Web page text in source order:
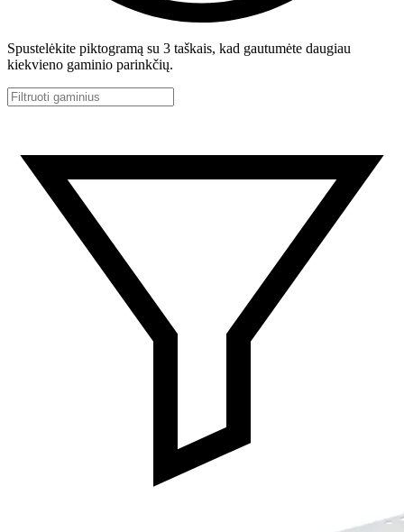
Spustelėkite piktogramą su 3 taškais, kad gautumėte daugiau
kiekvieno gaminio parinkčių.